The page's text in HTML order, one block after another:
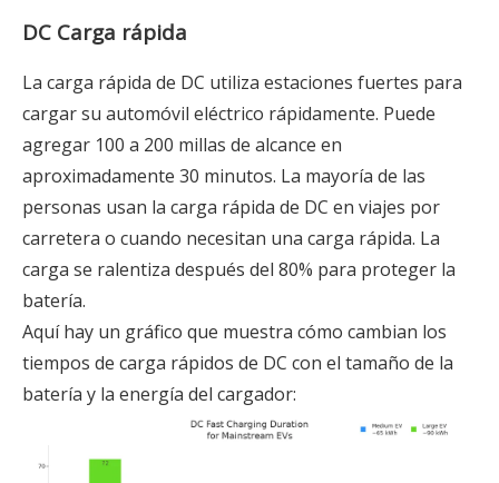
DC Carga rápida
La carga rápida de DC utiliza estaciones fuertes para
cargar su automóvil eléctrico rápidamente. Puede
agregar 100 a 200 millas de alcance en
aproximadamente 30 minutos. La mayoría de las
personas usan la carga rápida de DC en viajes por
carretera o cuando necesitan una carga rápida. La
carga se ralentiza después del 80% para proteger la
batería.
Aquí hay un gráfico que muestra cómo cambian los
tiempos de carga rápidos de DC con el tamaño de la
batería y la energía del cargador: